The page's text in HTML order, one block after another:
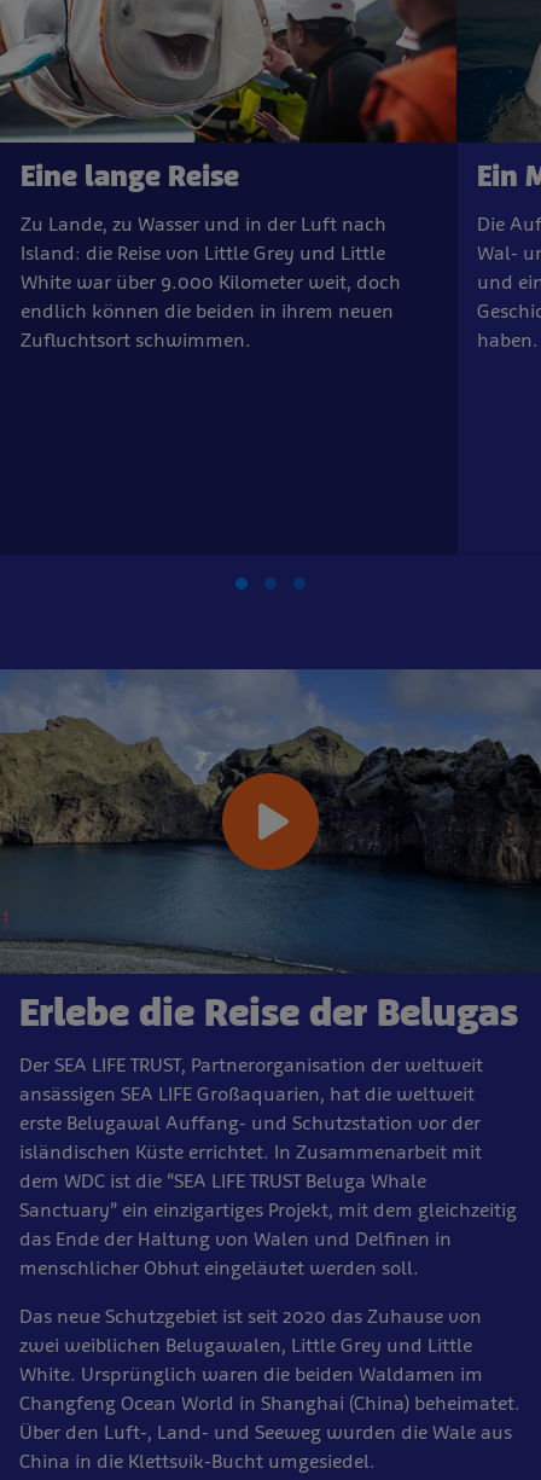
Eine lange Reise
Zu Lande, zu Wasser und in der Luft nach
Island: die Reise von Little Grey und Little
White war über 9.000 Kilometer weit, doch
endlich können die beiden in ihrem neuen
Zufluchtsort schwimmen.
Ein
Die
Wal-
und
haben.
Erlebe die Reise der Belugas
Der SEA LIFE TRUST, Partnerorganisation der weltweit
ansässigen SEA LIFE Großaquarien, hat die weltweit
erste Belugawal Auffang- und Schutzstation vor der
isländischen Küste errichtet. In Zusammenarbeit mit
dem WDC ist die “SEA LIFE TRUST Beluga Whale
Sanctuary” ein einzigartiges Projekt, mit dem gleichzeitig
das Ende der Haltung von Walen und Delfinen in
menschlicher Obhut eingeläutet werden soll.
Das neue Schutzgebiet ist seit 2020 das Zuhause von
zwei weiblichen Belugawalen, Little Grey und Little
White. Ursprünglich waren die beiden Waldamen im
Changfeng Ocean World in Shanghai (China) beheimatet.
Über den Luft-, Land- und Seeweg wurden die Wale aus
China in die Klettsvik-Bucht umgesiedel.